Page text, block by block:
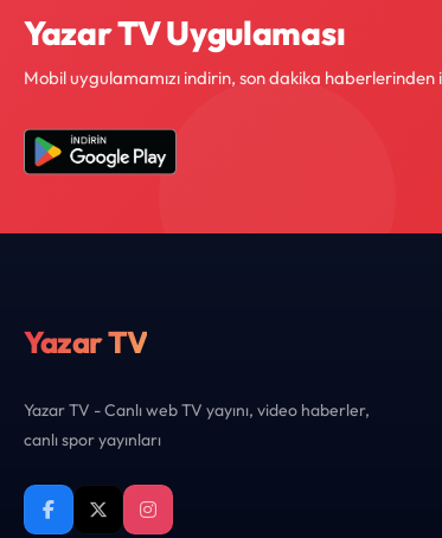
Yazar TV Uygulaması
Mobil uygulamamızı indirin, son dakika haberlerinden
Yazar TV
Yazar TV - Canlı web TV yayını, video haberler,
canlı spor yayınları